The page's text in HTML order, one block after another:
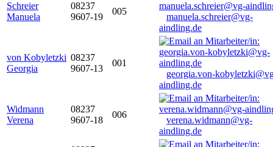
Schreier
Manuela
08237
9607-19
005
manuela.schreier@vg-
aindling.de
von Kobyletzki
Georgia
08237
9607-13
001
georgia.von-
aindling.de
Widmann
Verena
08237
9607-18
006
verena.widmann@vg-
aindling.de